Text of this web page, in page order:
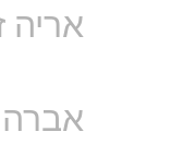
אריה